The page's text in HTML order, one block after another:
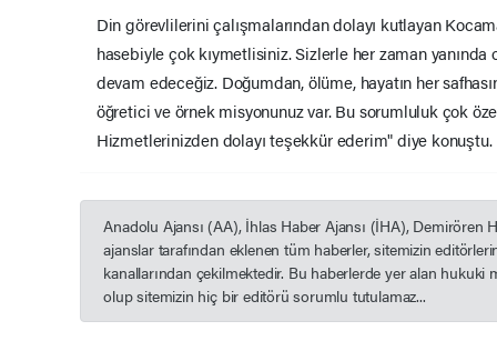
Din görevlilerini çalışmalarından dolayı kutlayan
hasebiyle çok kıymetlisiniz. Sizlerle her zaman
devam edeceğiz. Doğumdan, ölüme, hayatın her
öğretici ve örnek misyonunuz var. Bu sorumluluk çok
Hizmetlerinizden dolayı teşekkür ederim" diye konuştu.
Anadolu Ajansı (AA), İhlas Haber Ajansı (İHA), Demirören
ajanslar tarafından eklenen tüm haberler, sitemizin
kanallarından çekilmektedir. Bu haberlerde yer alan hukuki
olup sitemizin hiç bir editörü sorumlu tutulamaz...